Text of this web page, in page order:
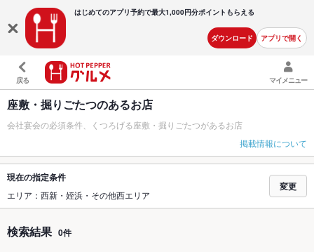
はじめてのアプリ予約で最大1,000円分ポイントもらえる
ダウンロード アプリで開く
戻る マイメニュー
座敷・掘りごたつのあるお店
会社宴会の必須条件、くつろげる座敷・掘りごたつがあるお店
掲載情報について
現在の指定条件
エリア：西新・姪浜・その他西エリア
変更
検索結果 0件